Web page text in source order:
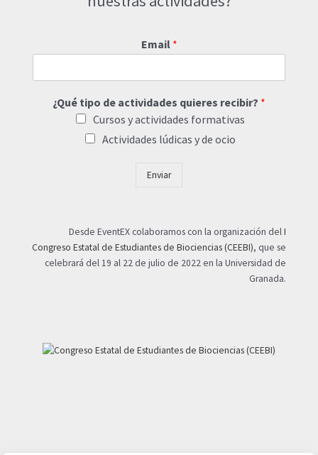
Email *
¿Qué tipo de actividades quieres recibir? *
Cursos y actividades formativas
Actividades lúdicas y de ocio
Enviar
Desde EventEX colaboramos con la organización delI
Congreso Estatal de Estudiantes de Biociencias (CEEBI), que se
celebrará del 19 al 22 de julio de 2022 en la Universidad de
Granada.